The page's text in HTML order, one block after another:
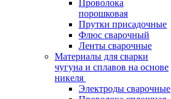
Проволока
порошковая
Прутки присадочные
Флюс сварочный
Ленты сварочные
Материалы для сварки
чугуна и сплавов на основе
никеля
Электроды сварочные